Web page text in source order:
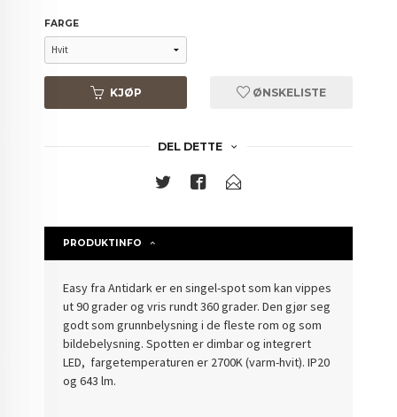
FARGE
KJØP ØNSKELISTE
DEL DETTE
PRODUKTINFO
Easy fra Antidark er en singel-spot som kan vippes
ut 90 grader og vris rundt 360 grader. Den gjør seg
godt som grunnbelysning i de fleste rom og som
bildebelysning. Spotten er dimbar og integrert
LED, fargetemperaturen er 2700K (varm-hvit). IP20
og 643 lm.